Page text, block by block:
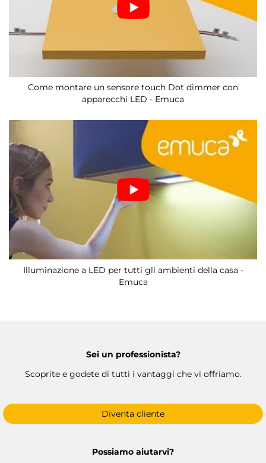
Come montare un sensore touch Dot dimmer con
apparecchi LED - Emuca
Illuminazione a LED per tutti gli ambienti della casa -
Emuca
Sei un professionista?
Scoprite e godete di tutti i vantaggi che vi offriamo.
Diventa cliente
Possiamo aiutarvi?